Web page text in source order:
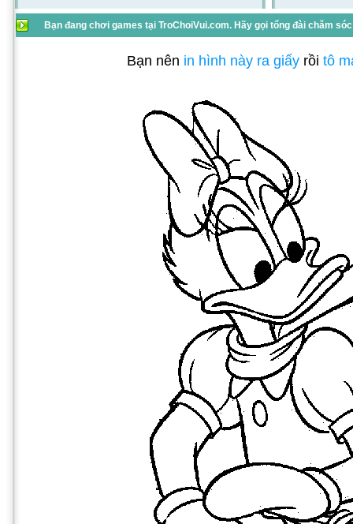
Bạn đang chơi games tại TroChoiVui.com. Hãy gọi tổng đài chăm
Bạn nên in hình này ra giấyrồi tô